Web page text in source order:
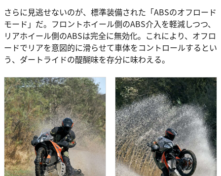
さらに見逃せないのが、標準装備された「ABSのオフロード
モード」だ。フロントホイール側のABS介入を軽減しつつ、
リアホイール側のABSは完全に無効化。これにより、オフロ
ードでリアを意図的に滑らせて車体をコントロールするとい
う、ダートライドの醍醐味を存分に味わえる。